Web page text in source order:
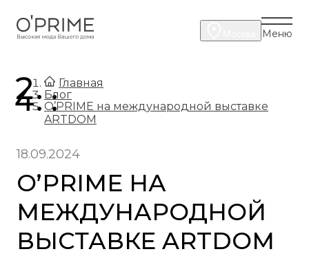
Меню
Главная
.
Блог
.
O’PRIME на международной выставке
ARTDOM
18.09.2024
O’PRIME НА
МЕЖДУНАРОДНОЙ
ВЫСТАВКЕ ARTDOM